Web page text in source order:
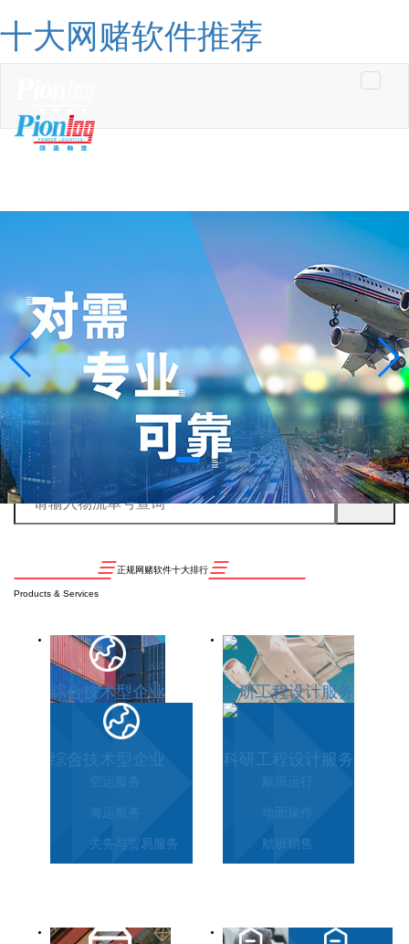
十大网赌软件推荐
正规网赌软件十大排行
Products & Services
综合技术型企业
综合技术型企业
空运服务
海运服务
关务与贸易服务
科研工程设计服务
科研工程设计服务
航班运行
地面操作
航班销售